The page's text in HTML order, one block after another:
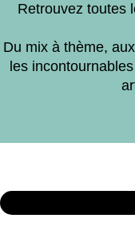
Retrouvez toutes
Du mix à thème,
les